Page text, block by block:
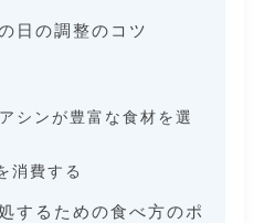
日の調整のコツ
シンが豊富な食材を選
消費する
するための食べ方のポ